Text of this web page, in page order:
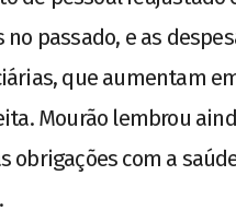
no passado, e as
que aumentam
Mourão lembrou
obrigações com a